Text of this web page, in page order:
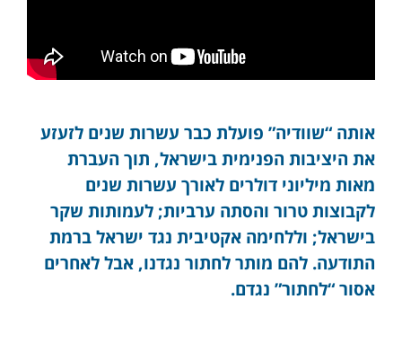
אותה “שוודיה” פועלת כבר עשרות שנים לזעזע
את היציבות הפנימית בישראל, תוך העברת
מאות מיליוני דולרים לאורך עשרות שנים
לקבוצות טרור והסתה ערביות; לעמותות שקר
בישראל; וללחימה אקטיבית נגד ישראל ברמת
התודעה. להם מותר לחתור נגדנו, אבל לאחרים
אסור “לחתור” נגדם.